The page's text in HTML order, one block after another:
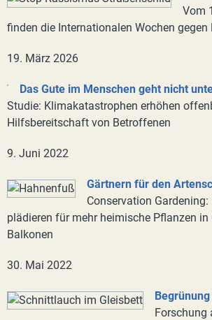
Vom
finden die Internationalen Wochen
19. März 2026
Das Gute im Menschen geht nicht
Studie: Klimakatastrophen erhöhen
Hilfsbereitschaft von Betroffenen
9. Juni 2022
Gärtnern für den
Conservation Gardening:
plädieren für mehr heimische Pflanzen
Balkonen
30. Mai 2022
Forschung